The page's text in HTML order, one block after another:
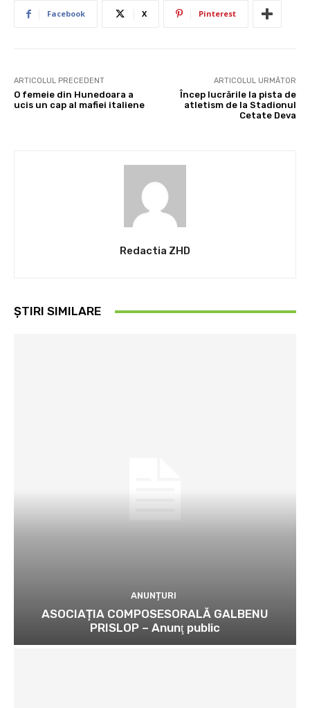
Facebook X Pinterest
ARTICOLUL PRECEDENT
O femeie din Hunedoara a
ucis un cap al mafiei italiene
ARTICOLUL URMĂTOR
Încep lucrările la pista de
atletism de la Stadionul
Cetate Deva
Redactia ZHD
ȘTIRI SIMILARE
ANUNȚURI
ASOCIAȚIA COMPOSESORALĂ GALBENU
PRISLOP – Anunţ public